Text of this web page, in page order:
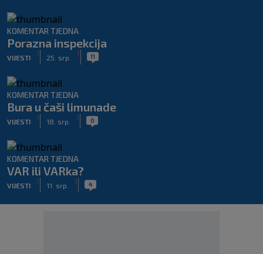
KOMENTAR TJEDNA
Porazna inspekcija
VIJESTI
|
25. srp.
| 11
KOMENTAR TJEDNA
Bura u čaši limunade
VIJESTI
|
18. srp.
| 0
KOMENTAR TJEDNA
VAR ili VARka?
VIJESTI
|
11. srp.
| 4